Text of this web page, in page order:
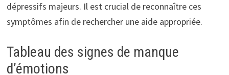
dépressifs majeurs. Il est crucial de reconnaître ces
symptômes afin de rechercher une aide appropriée.
Tableau des signes de manque
d’émotions